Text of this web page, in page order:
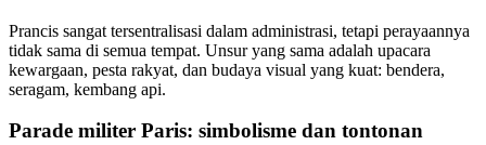
Prancis sangat tersentralisasi dalam administrasi, tetapi perayaannya
tidak sama di semua tempat. Unsur yang sama adalah upacara
kewargaan, pesta rakyat, dan budaya visual yang kuat: bendera,
seragam, kembang api.
Parade militer Paris: simbolisme dan tontonan